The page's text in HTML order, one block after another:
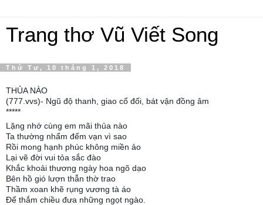
Trang thơ Vũ Viết Song
Thứ Tư, 10 tháng 1, 2018
THỦA NÀO
(777.vvs)- Ngũ độ thanh, giao cổ đối, bát vận đồng âm
*****
Lặng nhớ cùng em mãi thủa nào
Ta thường nhẩm đếm vạn vì sao
Rồi mong hạnh phúc không miền ảo
Lại vẽ đời vui tỏa sắc đào
Khắc khoải thương ngày hoa ngõ dạo
Bên hồ gió lượn thẫn thờ trao
Thầm xoan khẽ rụng vương tà áo
Để thắm chiều đưa những ngọt ngào.